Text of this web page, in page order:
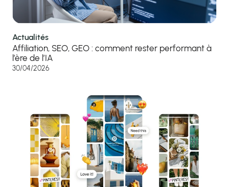
Actualités
Affiliation, SEO, GEO : comment rester performant à
l’ère de l’IA
30/04/2026